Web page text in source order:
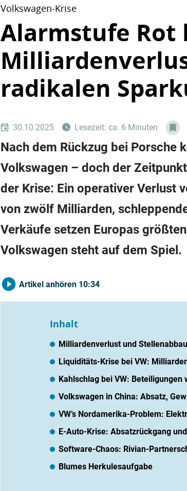
Volkswagen-Krise
Alarmstufe Rot
radikalen
30.10.2025 Lesezeit: ca. 6 Minuten
Nach dem Rückzug bei Porsche
Volkswagen – doch der
der Krise: Ein operativer Verlust
von zwölf Milliarden,
Verkäufe setzen Europas
Volkswagen steht auf dem Spiel.
Artikel anhören 10:34
Inhalt
Milliardenverlust und
Liquiditäts-Krise bei VW:
Kahlschlag bei VW:
Volkswagen in China: Absatz,
VW’s Nordamerika-Problem:
E-Auto-Krise: Absatzrückgang
Software-Chaos: Rivian-
Blumes Herkulesaufgabe